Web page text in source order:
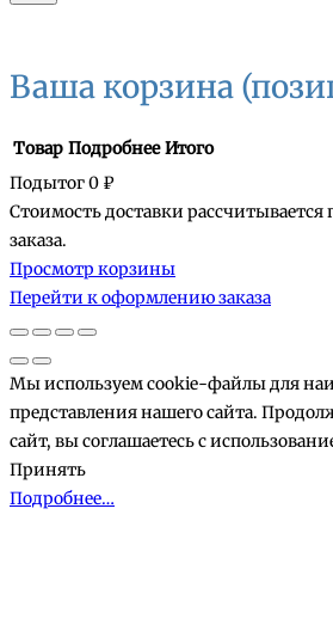
Ваша корзина
Товары
в
корзине
Товар Подробнее Итого
Подытог0 ₽
Стоимость доставки
заказа.
Просмотр корзины
Перейти к оформлению заказа
Мы используем cookie-файлы для
представления нашего сайта.
сайт, вы соглашаетесь с
Принять
Подробнее…